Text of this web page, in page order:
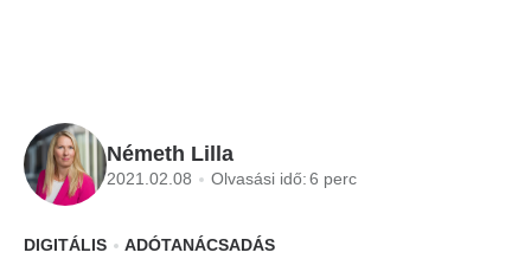
Németh Lilla
2021.02.08 Olvasási idő:6 perc
DIGITÁLIS ADÓTANÁCSADÁS